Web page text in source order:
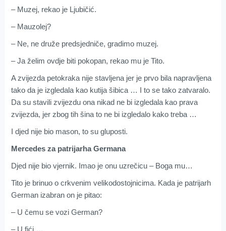
– Muzej, rekao je Ljubičić.
– Mauzolej?
– Ne, ne druže predsjedniče, gradimo muzej.
– Ja želim ovdje biti pokopan, rekao mu je Tito.
A zvijezda petokraka nije stavljena jer je prvo bila napravljena
tako da je izgledala kao kutija šibica … I to se tako zatvaralo.
Da su stavili zvijezdu ona nikad ne bi izgledala kao prava
zvijezda, jer zbog tih šina to ne bi izgledalo kako treba …
I djed nije bio mason, to su gluposti.
Mercedes za patrijarha Germana
Djed nije bio vjernik. Imao je onu uzrečicu – Boga mu…
Tito je brinuo o crkvenim velikodostojnicima. Kada je patrijarh
German izabran on je pitao:
– U čemu se vozi German?